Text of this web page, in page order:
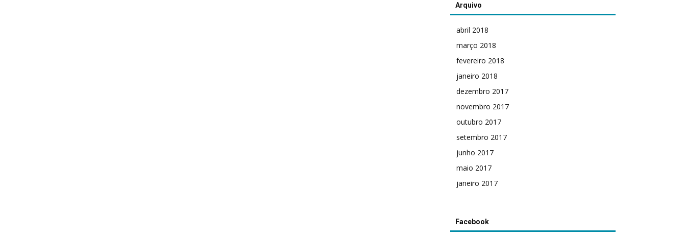
Arquivo
abril 2018
março 2018
fevereiro 2018
janeiro 2018
dezembro 2017
novembro 2017
outubro 2017
setembro 2017
junho 2017
maio 2017
janeiro 2017
Facebook